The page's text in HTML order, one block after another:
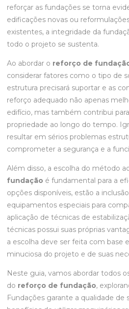
reforçar as fundações se torna
edificações novas ou
existentes, a integridade da
todo o projeto se sustenta.
Ao abordar o reforço de
considerar fatores como o tipo de
estrutura precisará suportar e as
reforço adequado não apenas
edifício, mas também contribui
propriedade ao longo do tempo.
resultar em sérios problemas
comprometer a segurança e a
Além disso, a escolha do método
fundação é fundamental para a
opções disponíveis, estão a
equipamentos especiais para
aplicação de técnicas de
técnicas possui suas próprias
a escolha deve ser feita com base
minuciosa do projeto e de suas
Neste guia, vamos abordar todos
do reforço de fundação,
Fundações garante a qualidade de